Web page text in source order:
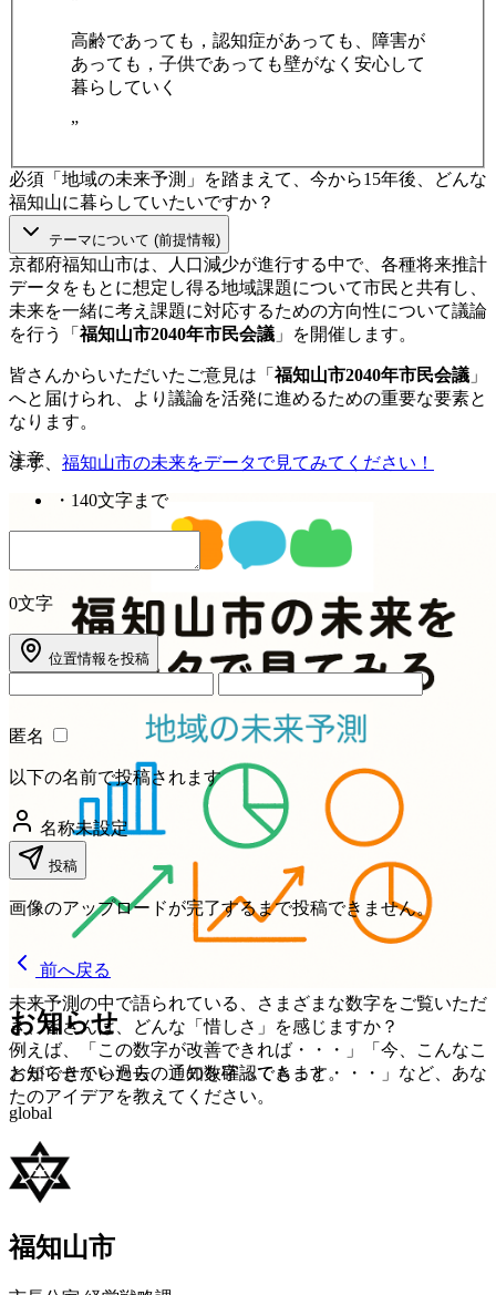
高齢であっても，認知症があっても、障害が
あっても，子供であっても壁がなく安心して
暮らしていく
”
必須 「地域の未来予測」を踏まえて、今から15年後、どんな
福知山に暮らしていたいですか？
テーマについて (前提情報)
京都府福知山市は、人口減少が進行する中で、各種将来推計
データをもとに想定し得る地域課題について市民と共有し、
未来を一緒に考え課題に対応するための方向性について議論
を行う「福知山市2040年市民会議 」を開催します。
皆さんからいただいたご意見は「福知山市2040年市民会議 」
へと届けられ、より議論を活発に進めるための重要な要素と
なります。
まず、 福知山市の未来をデータで見てみてください！
未来予測の中で語られている、さまざまな数字をご覧いただ
き、皆さんは、どんな「惜しさ」を感じますか？
例えば、「この数字が改善できれば・・・」「今、こんなこ
とができていたら、この数字ってもっと・・・」など、あな
たのアイデアを教えてください。
注意
・ 140文字まで
0文字
位置情報を投稿
匿名
以下の名前で投稿されます
名称未設定
投稿
画像のアップロードが完了するまで投稿できません。
前へ戻る
お知らせ
お知らせから過去の通知を確認できます。
global
福知山市